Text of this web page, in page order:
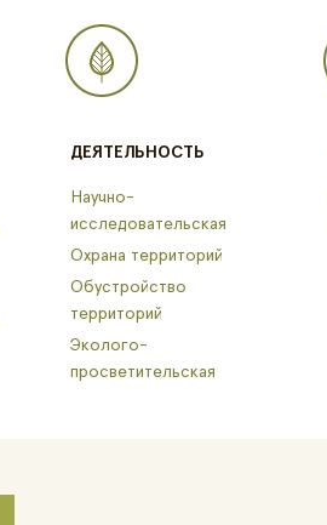
ДЕЯТЕЛЬНОСТЬ
Научно-
исследовательская
Охрана территорий
Обустройство
территорий
Эколого-
просветительская